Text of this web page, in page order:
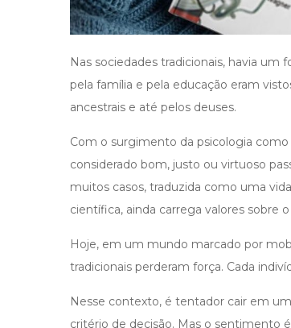
Nas sociedades tradicionais, havia um
pela família e pela educação eram
ancestrais e até pelos deuses.
Com o surgimento da psicologia como
considerado bom, justo ou virtuoso
muitos casos, traduzida como uma
científica, ainda carrega valores sobre
Hoje, em um mundo marcado por
tradicionais perderam força. Cada
Nesse contexto, é tentador cair em
critério de decisão. Mas o sentimento